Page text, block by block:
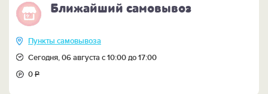
Ближайший самовывоз
Пункты самовывоза
Сегодня, 06 августа с 10:00 до 17:00
0Р